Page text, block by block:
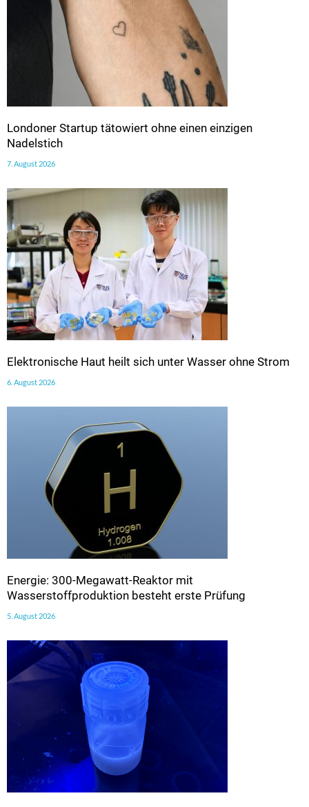
Londoner Startup tätowiert ohne einen einzigen
Nadelstich
7. August 2026
Elektronische Haut heilt sich unter Wasser ohne Strom
6. August 2026
Energie: 300-Megawatt-Reaktor mit
Wasserstoffproduktion besteht erste Prüfung
5. August 2026